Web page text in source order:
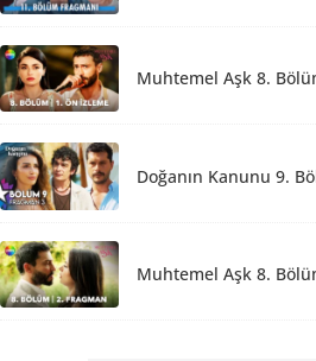
Muhtemel Aşk 8.
Doğanın Kanunu 9.
Muhtemel Aşk 8.